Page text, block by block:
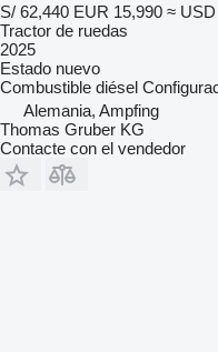
S/ 62,440 EUR 15,990 ≈
Tractor de ruedas
2025
Estado nuevo
Combustible diésel
Alemania, Ampfing
Thomas Gruber KG
Contacte con el vendedor